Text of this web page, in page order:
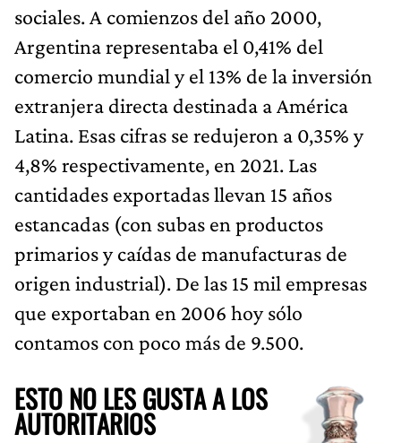
sociales. A comienzos del año 2000,
Argentina representaba el 0,41% del
comercio mundial y el 13% de la inversión
extranjera directa destinada a América
Latina. Esas cifras se redujeron a 0,35% y
4,8% respectivamente, en 2021. Las
cantidades exportadas llevan 15 años
estancadas (con subas en productos
primarios y caídas de manufacturas de
origen industrial). De las 15 mil empresas
que exportaban en 2006 hoy sólo
contamos con poco más de 9.500.
ESTO NO LES GUSTA A LOS
AUTORITARIOS